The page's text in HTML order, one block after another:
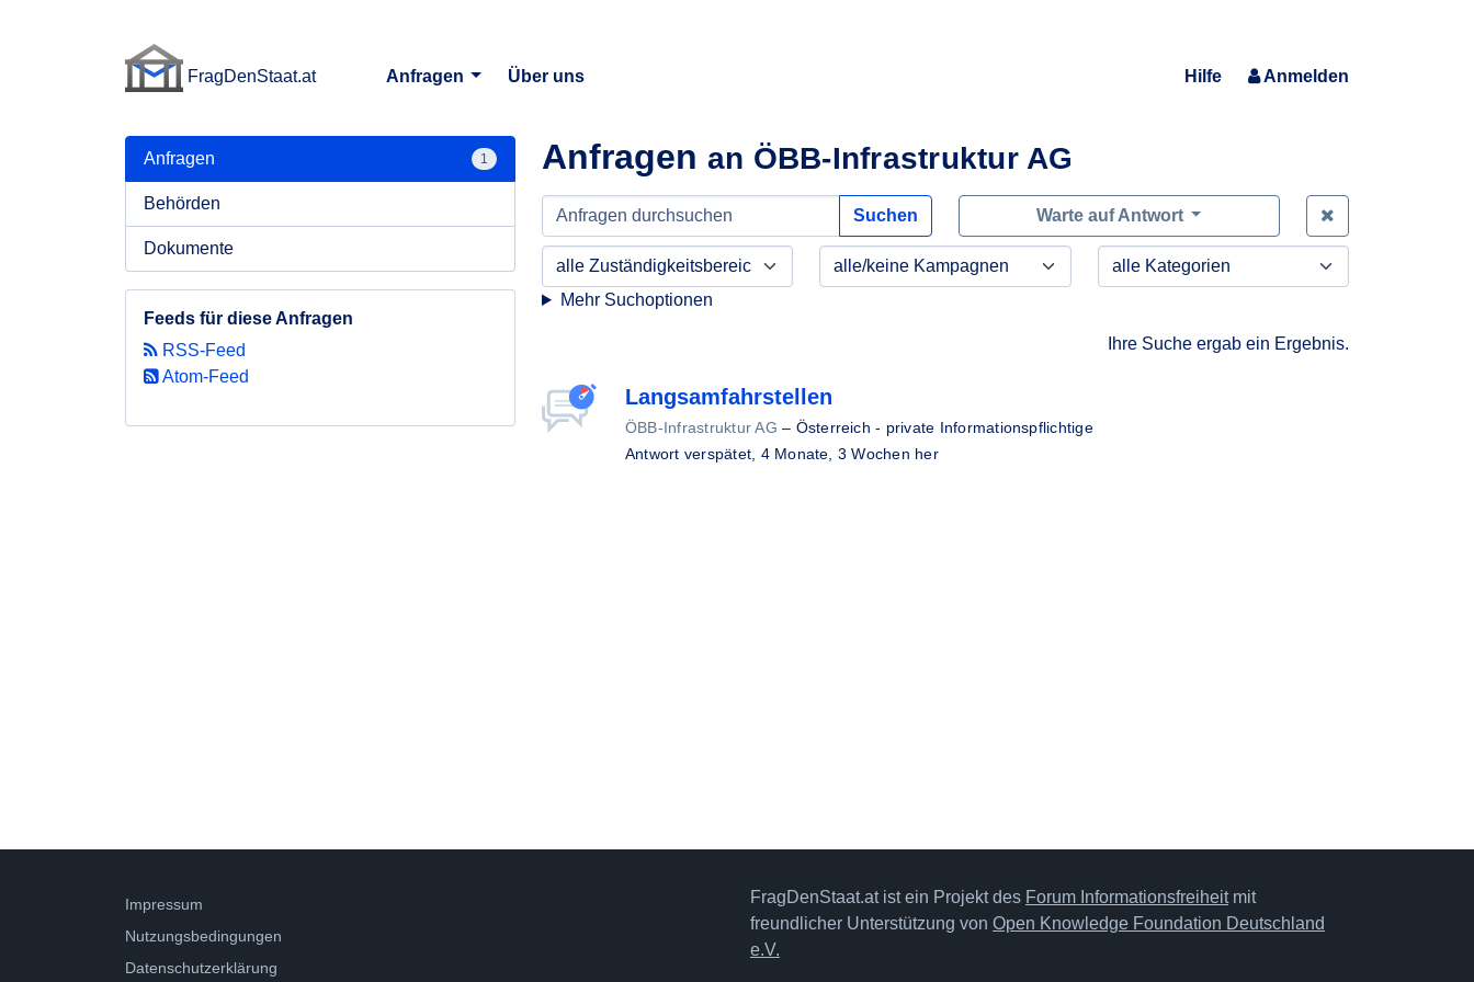
FragDenStaat.at
Anfragen
Über uns Hilfe Anmelden
Anfragen an ÖBB-Infrastruktur AG
Suchen Warte auf Antwort
Mehr Suchoptionen
Ihre Suche ergab ein Ergebnis.
Langsamfahrstellen
ÖBB-Infrastruktur AG – Österreich - private Informationspflichtige
Antwort verspätet, 4 Monate, 3 Wochen her
Anfragen 1
Behörden
Dokumente
Feeds für diese Anfragen
RSS-Feed
Atom-Feed
Impressum
Nutzungsbedingungen
Datenschutzerklärung
FragDenStaat.at ist ein Projekt des Forum Informationsfreiheitmit
freundlicher Unterstützung von Open Knowledge Foundation Deutschland
e.V.